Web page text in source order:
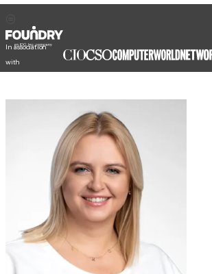
In association
with